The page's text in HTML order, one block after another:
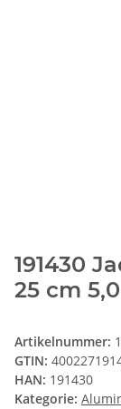
191430
25 cm
Artikelnummer:
GTIN:
HAN: 191430
Kategorie: